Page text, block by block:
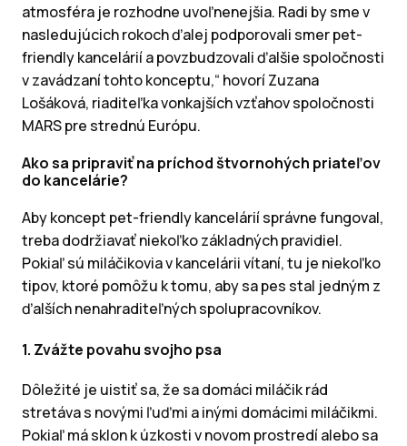
atmosféra je rozhodne uvoľnenejšia. Radi by sme v
nasledujúcich rokoch ďalej podporovali smer pet-
friendly kancelárií a povzbudzovali ďalšie spoločnosti
v zavádzaní tohto konceptu,“ hovorí Zuzana
Lošáková, riaditeľka vonkajších vzťahov spoločnosti
MARS pre strednú Európu.
Ako sa pripraviť na príchod štvornohých priateľov
do kancelárie?
Aby koncept pet-friendly kancelárií správne fungoval,
treba dodržiavať niekoľko základných pravidiel.
Pokiaľ sú miláčikovia v kancelárii vítaní, tu je niekoľko
tipov, ktoré pomôžu k tomu, aby sa pes stal jedným z
ďalších nenahraditeľných spolupracovníkov.
1. Zvážte povahu svojho psa
Dôležité je uistiť sa, že sa domáci miláčik rád
stretáva s novými ľuďmi a inými domácimi miláčikmi.
Pokiaľ má sklon k úzkosti v novom prostredí alebo sa